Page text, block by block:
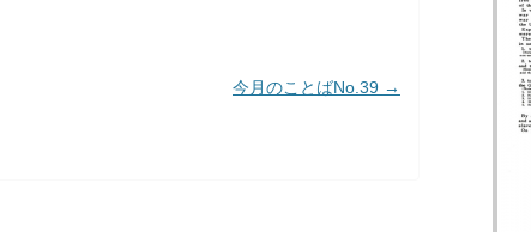
今月のことばNo.39 →